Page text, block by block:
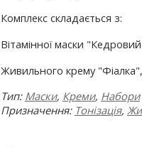
Комплекс складається з:
Вітамінної маски
Живильного крему
Тип: Маски, Креми, Набори
Призначення: Тонізація,